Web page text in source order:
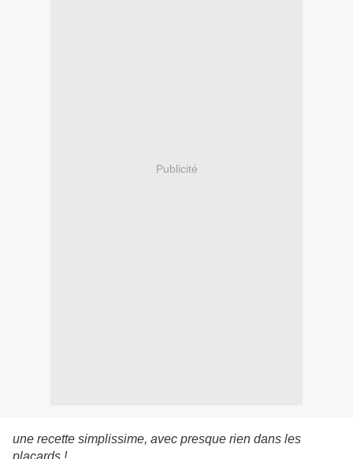
Publicité
une recette simplissime, avec presque rien dans les